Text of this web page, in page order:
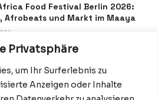
Privatsphäre
um Ihr Surferlebnis zu
Anzeigen oder Inhalte
Food Festival Berlin 2026:
Afrobeats und Markt im Maaya